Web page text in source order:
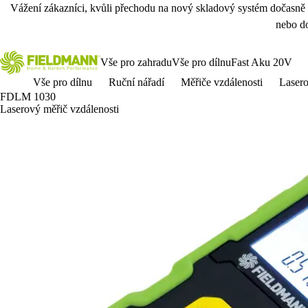
Vážení zákazníci, kvůli přechodu na nový skladový systém
nebo
Vše pro zahraduVše pro dílnuFast Aku 20V
Vše pro dílnu
Ruční nářadí Měřiče vzdálenosti
FDLM 1030
Laserový měřič vzdálenosti